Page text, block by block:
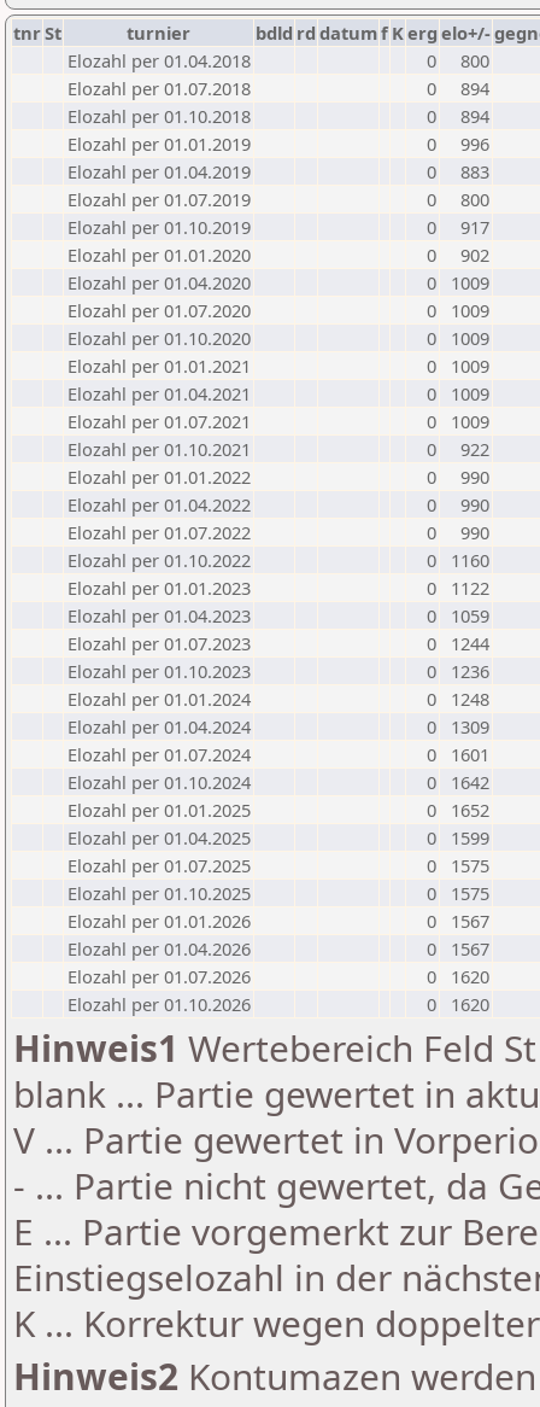
tnrSt turnier bdld rd datumf Kerg elo+/-
Elozahl per 01.04.2018
0
800
Elozahl per 01.07.2018
0
894
Elozahl per 01.10.2018
0
894
Elozahl per 01.01.2019
0
996
Elozahl per 01.04.2019
0
883
Elozahl per 01.07.2019
0
800
Elozahl per 01.10.2019
0
917
Elozahl per 01.01.2020
0
902
Elozahl per 01.04.2020
0
1009
Elozahl per 01.07.2020
0
1009
Elozahl per 01.10.2020
0
1009
Elozahl per 01.01.2021
0
1009
Elozahl per 01.04.2021
0
1009
Elozahl per 01.07.2021
0
1009
Elozahl per 01.10.2021
0
922
Elozahl per 01.01.2022
0
990
Elozahl per 01.04.2022
0
990
Elozahl per 01.07.2022
0
990
Elozahl per 01.10.2022
0
1160
Elozahl per 01.01.2023
0
1122
Elozahl per 01.04.2023
0
1059
Elozahl per 01.07.2023
0
1244
Elozahl per 01.10.2023
0
1236
Elozahl per 01.01.2024
0
1248
Elozahl per 01.04.2024
0
1309
Elozahl per 01.07.2024
0
1601
Elozahl per 01.10.2024
0
1642
Elozahl per 01.01.2025
0
1652
Elozahl per 01.04.2025
0
1599
Elozahl per 01.07.2025
0
1575
Elozahl per 01.10.2025
0
1575
Elozahl per 01.01.2026
0
1567
Elozahl per 01.04.2026
0
1567
Elozahl per 01.07.2026
0
1620
Elozahl per 01.10.2026
0 1620
Hinweis1 Wertebereich Feld
blank ... Partie gewertet in
V ... Partie gewertet in
- ... Partie nicht gewertet, da
E ... Partie vorgemerkt zur
Einstiegselozahl in der
K ... Korrektur wegen
Hinweis2 Kontumazen